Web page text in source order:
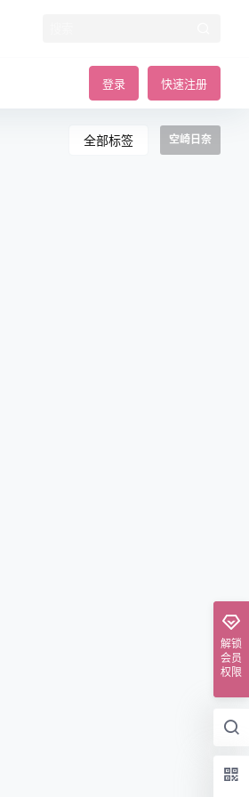
登录 快速注册
全部标签 空崎日奈
解锁
会员
权限